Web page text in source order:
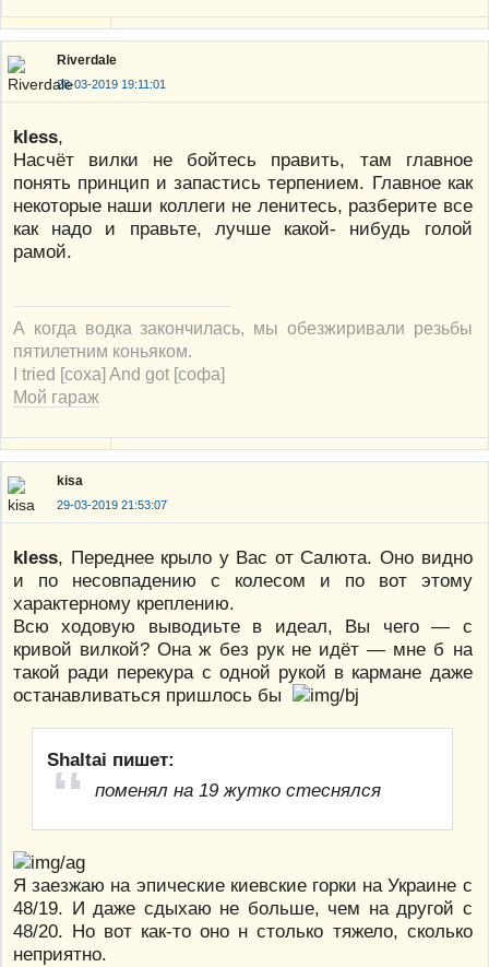
Riverdale
28-03-2019 19:11:01
kless,
Насчёт вилки не бойтесь править, там главное
понять принцип и запастись терпением. Главное как
некоторые наши коллеги не ленитесь, разберите все
как надо и правьте, лучше какой- нибудь голой
рамой.
А когда водка закончилась, мы обезжиривали резьбы
пятилетним коньяком.
I tried [соха] And got [софа]
Мой гараж
kisa
29-03-2019 21:53:07
kless, Переднее крыло у Вас от Салюта. Оно видно
и по несовпадению с колесом и по вот этому
характерному креплению.
Всю ходовую выводиьте в идеал, Вы чего — с
кривой вилкой? Она ж без рук не идёт — мне б на
такой ради перекура с одной рукой в кармане даже
останавливаться пришлось бы
Shaltai пишет:
поменял на 19 жутко стеснялся
Я заезжаю на эпические киевские горки на Украине с
48/19. И даже сдыхаю не больше, чем на другой с
48/20. Но вот как-то оно н столько тяжело, сколько
неприятно.